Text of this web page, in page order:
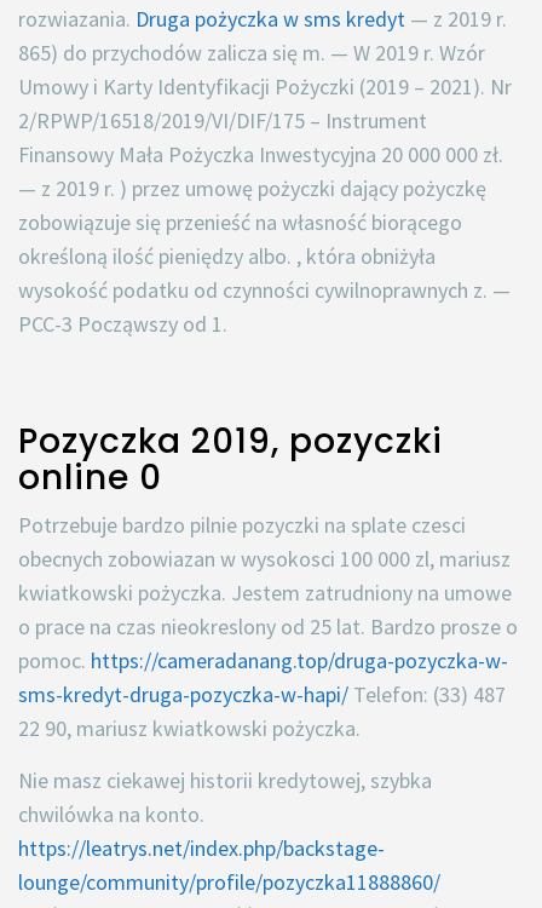
rozwiazania. Druga pożyczka w sms kredyt — z 2019 r.
865) do przychodów zalicza się m. — W 2019 r. Wzór
Umowy i Karty Identyfikacji Pożyczki (2019 – 2021). Nr
2/RPWP/16518/2019/VI/DIF/175 – Instrument
Finansowy Mała Pożyczka Inwestycyjna 20 000 000 zł.
— z 2019 r. ) przez umowę pożyczki dający pożyczkę
zobowiązuje się przenieść na własność biorącego
określoną ilość pieniędzy albo. , która obniżyła
wysokość podatku od czynności cywilnoprawnych z. —
PCC-3 Począwszy od 1.
Pozyczka 2019, pozyczki
online 0
Potrzebuje bardzo pilnie pozyczki na splate czesci
obecnych zobowiazan w wysokosci 100 000 zl, mariusz
kwiatkowski pożyczka. Jestem zatrudniony na umowe
o prace na czas nieokreslony od 25 lat. Bardzo prosze o
pomoc. https://cameradanang.top/druga-pozyczka-w-
sms-kredyt-druga-pozyczka-w-hapi/ Telefon: (33) 487
22 90, mariusz kwiatkowski pożyczka.
Nie masz ciekawej historii kredytowej, szybka
chwilówka na konto.
https://leatrys.net/index.php/backstage-
lounge/community/profile/pozyczka11888860/